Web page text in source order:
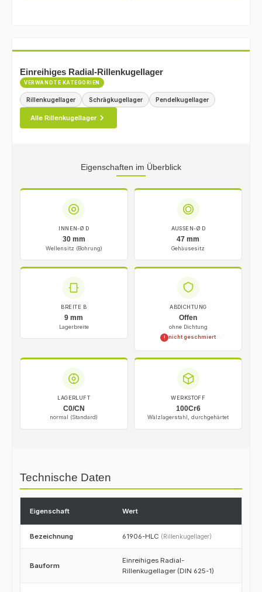
Einreihiges Radial-Rillenkugellager
VERWANDTE KATEGORIEN
Rillenkugellager Schrägkugellager Pendelkugellager
Alle Rillenkugellager
Eigenschaften im Überblick
INNEN-Ø D
30 mm
Wellensitz (Bohrung)
AUSSEN-Ø D
47 mm
Gehäusesitz
BREITE B
9 mm
Lagerbreite
ABDICHTUNG
Offen
ohne Dichtung
! nicht geschmiert
LAGERLUFT
C0/CN
normal (Standard)
WERKSTOFF
100Cr6
Wälzlagerstahl, durchgehärtet
Technische Daten
Eigenschaft Wert
Bezeichnung 61906-HLC (Rillenkugellager)
Bauform
Einreihiges Radial-
Rillenkugellager (DIN 625-1)